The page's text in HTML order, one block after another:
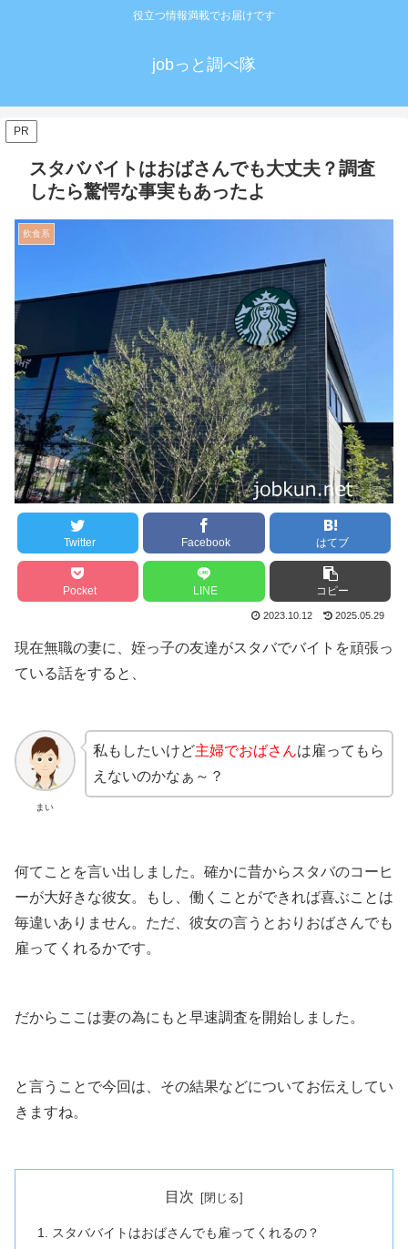
役立つ情報満載でお届けです
jobっと調べ隊
PR
スタババイトはおばさんでも大丈夫？調査
したら驚愕な事実もあったよ
飲食系
Twitter Facebook はてブ
Pocket LINE コピー
2023.10.12 2025.05.29
現在無職の妻に、姪っ子の友達がスタバでバイトを頑張っ
ている話をすると、
まい
私もしたいけど主婦でおばさんは雇ってもら
えないのかなぁ～？
何てことを言い出しました。確かに昔からスタバのコーヒ
ーが大好きな彼女。もし、働くことができれば喜ぶことは
毎違いありません。ただ、彼女の言うとおりおばさんでも
雇ってくれるかです。
だからここは妻の為にもと早速調査を開始しました。
と言うことで今回は、その結果などについてお伝えしてい
きますね。
目次
スタババイトはおばさんでも雇ってくれるの？